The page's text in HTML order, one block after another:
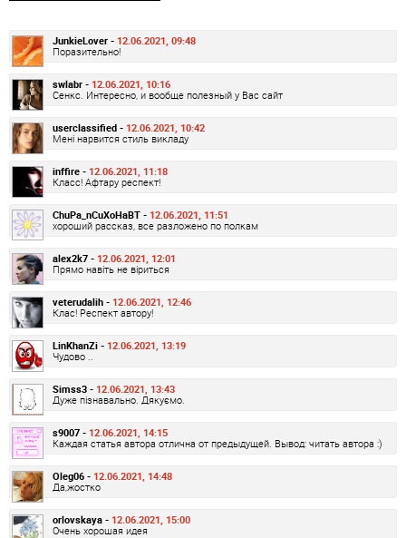
JunkieLover - 12.06.2021, 09:48
Поразительно!
swlabr - 12.06.2021, 10:16
Сенкс. Интересно, и вообще полезный у Вас сайт
userclassified - 12.06.2021, 10:42
Мені нарвится стиль викладу
inffire - 12.06.2021, 11:18
Класс! Афтару респект!
ChuPa_nCuXoHaBT - 12.06.2021, 11:51
хороший рассказ, все разложено по полкам
alex2k7 - 12.06.2021, 12:01
Прямо навіть не віриться
veterudalih - 12.06.2021, 12:46
Клас! Респект автору!
LinKhanZi - 12.06.2021, 13:19
Чудово ..
Simss3 - 12.06.2021, 13:43
Дуже пізнавально. Дякуємо.
s9007 - 12.06.2021, 14:15
Каждая статья автора отлична от предыдущей. Вывод: читать автора :)
Oleg06 - 12.06.2021, 14:48
Да,жостко
orlovskaya - 12.06.2021, 15:00
Очень хорошая идея